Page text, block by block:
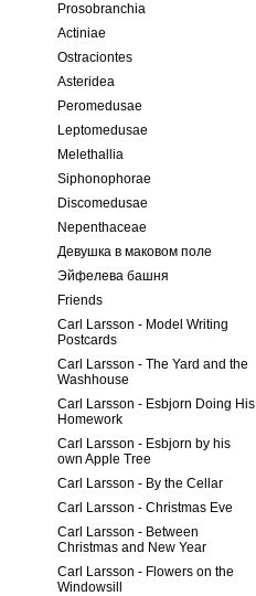
Prosobranchia
Actiniae
Ostraciontes
Asteridea
Peromedusae
Leptomedusae
Melethallia
Siphonophorae
Discomedusae
Nepenthaceae
Девушка в маковом поле
Эйфелева башня
Friends
Carl Larsson - Model Writing
Postcards
Carl Larsson - The Yard and the
Washhouse
Carl Larsson - Esbjorn Doing His
Homework
Carl Larsson - Esbjorn by his
own Apple Tree
Carl Larsson - By the Cellar
Carl Larsson - Christmas Eve
Carl Larsson - Between
Christmas and New Year
Carl Larsson - Flowers on the
Windowsill